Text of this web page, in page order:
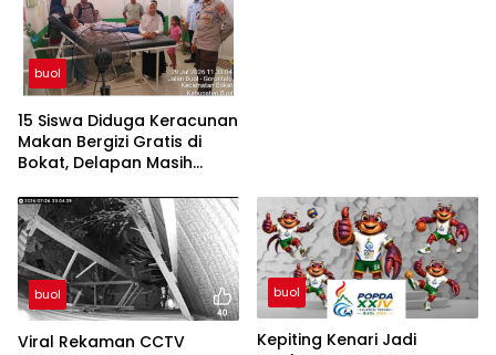
buol
15 Siswa Diduga Keracunan
Makan Bergizi Gratis di
Bokat, Delapan Masih
buol
Viral Rekaman CCTV
buol
Kepiting Kenari Jadi